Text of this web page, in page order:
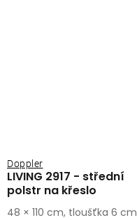
LIVING 2917 - střední
polstr na křeslo
Doppler
48 × 110 cm, tloušťka 6 cm